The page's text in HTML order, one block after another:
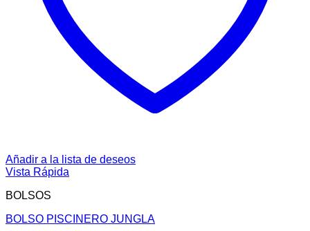
Añadir a la lista de deseos
Vista Rápida
BOLSOS
BOLSO PISCINERO JUNGLA